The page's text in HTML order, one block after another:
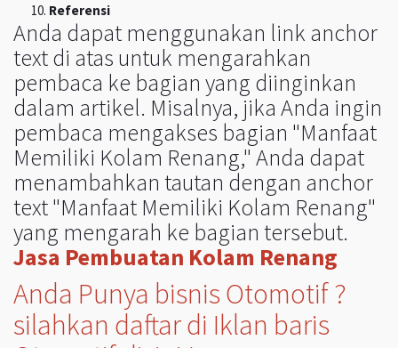
Referensi
Anda dapat menggunakan link anchor
text di atas untuk mengarahkan
pembaca ke bagian yang diinginkan
dalam artikel. Misalnya, jika Anda ingin
pembaca mengakses bagian "Manfaat
Memiliki Kolam Renang," Anda dapat
menambahkan tautan dengan anchor
text "Manfaat Memiliki Kolam Renang"
yang mengarah ke bagian tersebut.
Jasa Pembuatan Kolam Renang
Anda Punya bisnis Otomotif ?
silahkan daftar di Iklan baris